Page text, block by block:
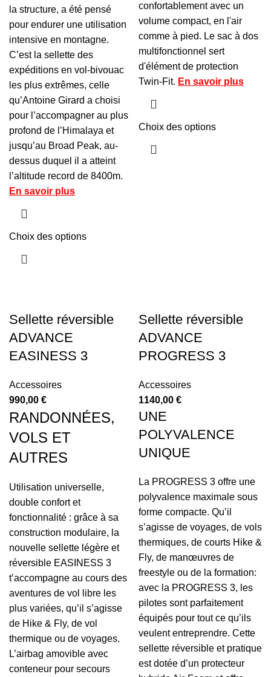
la structure, a été pensé
pour endurer une utilisation
intensive en montagne.
C’est la sellette des
expéditions en vol-bivouac
les plus extrêmes, celle
qu’Antoine Girard a choisi
pour l’accompagner au plus
profond de l’Himalaya et
jusqu’au Broad Peak, au-
dessus duquel il a atteint
l’altitude record de 8400m.
En savoir plus
Choix des options
confortablement avec un
volume compact, en l'air
comme à pied. Le sac à dos
multifonctionnel sert
d'élément de protection
Twin-Fit. En savoir plus
Choix des options
Sellette réversible
ADVANCE
EASINESS 3
Accessoires
990,00 €
RANDONNÉES,
VOLS ET
AUTRES
Utilisation universelle,
double confort et
fonctionnalité : grâce à sa
construction modulaire, la
nouvelle sellette légère et
réversible EASINESS 3
t’accompagne au cours des
aventures de vol libre les
plus variées, qu’il s’agisse
de Hike & Fly, de vol
thermique ou de voyages.
L’airbag amovible avec
conteneur pour secours
Sellette réversible
ADVANCE
PROGRESS 3
Accessoires
1140,00 €
UNE
POLYVALENCE
UNIQUE
La PROGRESS 3 offre une
polyvalence maximale sous
forme compacte. Qu’il
s’agisse de voyages, de vols
thermiques, de courts Hike &
Fly, de manœuvres de
freestyle ou de la formation:
avec la PROGRESS 3, les
pilotes sont parfaitement
équipés pour tout ce qu’ils
veulent entreprendre. Cette
sellette réversible et pratique
est dotée d’un protecteur